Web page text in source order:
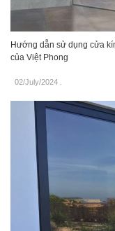
Hướng dẫn sử dụng cửa
của Việt Phong
02/July/2024